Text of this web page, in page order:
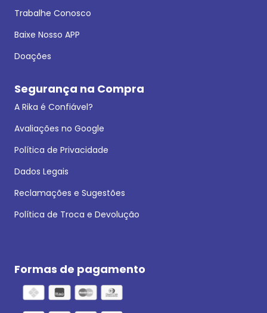
Trabalhe Conosco
Baixe Nosso APP
Doações
Segurança na Compra
A Rika é Confiável?
Avaliações no Google
Política de Privacidade
Dados Legais
Reclamações e Sugestões
Política de Troca e Devolução
Formas de pagamento